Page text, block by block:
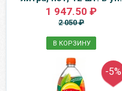
1 947.50 ₽
2 050 ₽
В КОРЗИНУ
-5%